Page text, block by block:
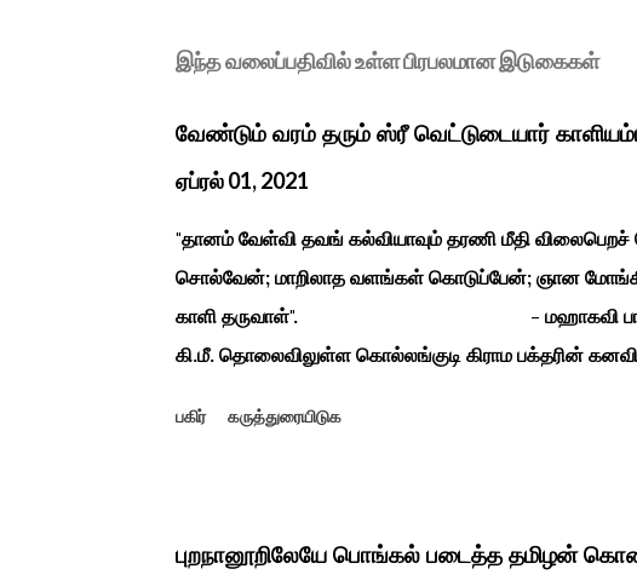
இந்த வலைப்பதிவில் உள்ள பிரபலமான இடுகைகள்
வேண்டும் வரம் தரும் ஸ்ரீ வெட்டுடையார்
ஏப்ரல் 01, 2021
"தானம் வேள்வி தவங் கல்வியாவும் தரணி மீதி
சொல்வேன்; மாறிலாத வளங்கள் கொடுப்பேன்; ஞான
காளி தருவாள்". - மஹாகவி பாரதியார்
கி.மீ. தொலைவிலுள்ள கொல்லங்குடி கிராம பக்தரின்
சிலை தென்படவே அந்த அய்யனார் சிலையை எடுத்தனர்
காளையார் கோவிலில் இரண்டாம் மனைவி கௌரி
பகிர் கருத்துரையிடுக
புறநானூறிலேயே பொங்கல் படைத்த தமிழன்